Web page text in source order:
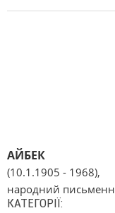
АЙБЕК
(10.1.1905 - 1968),
народний
КАТЕГОРІЇ: